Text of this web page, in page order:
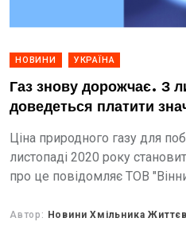
НОВИНИ УКРАЇНА
Газ знову дорожчає. З листопада українцям
доведеться платити
Ціна природного газу для
листопаді 2020 року
про це повідомляє ТОВ
Автор: Новини Хмільника